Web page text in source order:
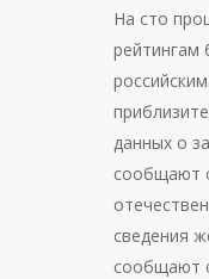
На сто
рейтингам
данных о
сообщают
сведения
сообщают